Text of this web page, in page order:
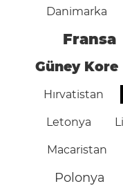
Danimarka
Fransa
Güney Kore
Hırvatistan
Letonya
Macaristan
Polonya